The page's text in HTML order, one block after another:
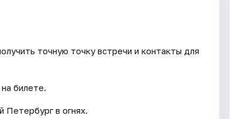
точную точку встречи и контакты для
билете.
Петербург в огнях.